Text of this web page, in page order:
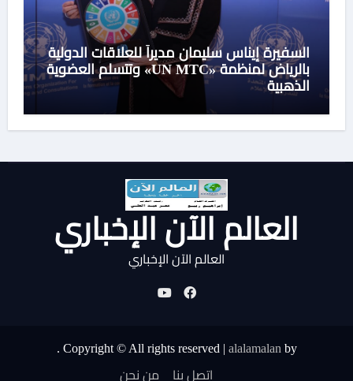
السفيرة إيناس سليمان مديراً للعلاقات الدولية
بالرياض لمنظمة «UN MTC» وتتسلم العضوية
الذهبية
العالم الآن الإخباري
العالم الآن الإخباري
Copyright © All rights reserved | alalamalan by
.
اتصل بنا من نحن